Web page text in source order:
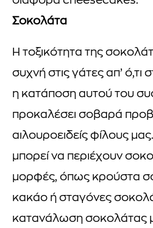
Σοκολάτα
Η τοξικότητα της
συχνή στις γάτες απ’
η κατάποση αυτού του
προκαλέσει σοβαρά
αιλουροειδείς φίλους
μπορεί να περιέχουν
μορφές, όπως κρούστα
κακάο ή σταγόνες
κατανάλωση σοκολάτας